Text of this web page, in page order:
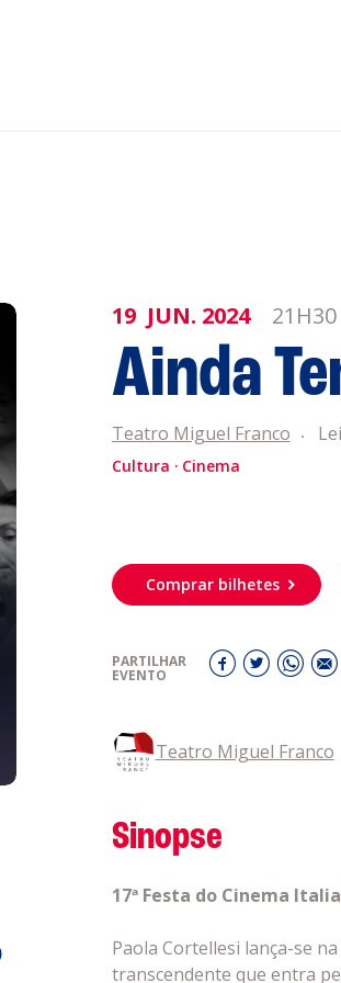
a
Leiriagenda
Desportivos
19 JUN. 2024 21H30
Ainda
Teatro Miguel Franco
Cultura Cinema
Comprar bilhetes
PARTILHAR
EVENTO
Teatro Miguel Franco
Sinopse
17ª Festa do Cinema
Paola Cortellesi lança-se
transcendente que entra